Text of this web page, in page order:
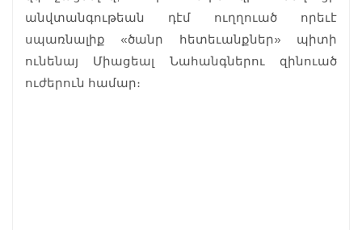
անվտանգութեան դէմ ուղղուած որեւէ
սպառնալիք «ծանր հետեւանքներ» պիտի
ունենայ Միացեալ Նահանգներու զինուած
ուժերուն համար։